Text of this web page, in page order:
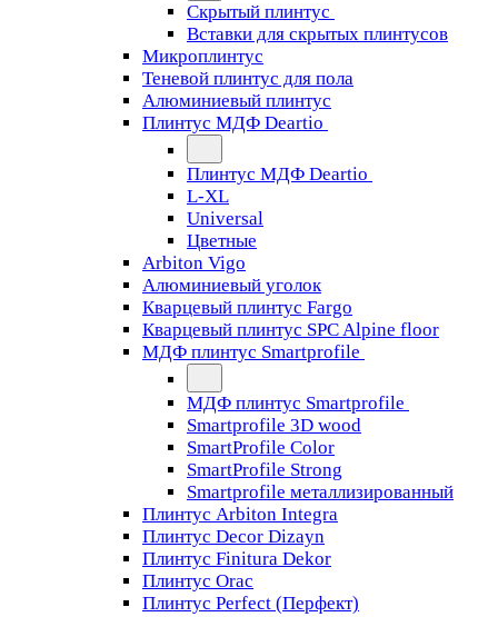
Скрытый плинтус
Вставки для скрытых плинтусов
Микроплинтус
Теневой плинтус для пола
Алюминиевый плинтус
Плинтус МДФ Deartio
Плинтус МДФ Deartio
L-XL
Universal
Цветные
Arbiton Vigo
Алюминиевый уголок
Кварцевый плинтус Fargo
Кварцевый плинтус SPC Alpine floor
МДФ плинтус Smartprofile
МДФ плинтус Smartprofile
Smartprofile 3D wood
SmartProfile Color
SmartProfile Strong
Smartprofile металлизированный
Плинтус Arbiton Integra
Плинтус Decor Dizayn
Плинтус Finitura Dekor
Плинтус Orac
Плинтус Perfect (Перфект)